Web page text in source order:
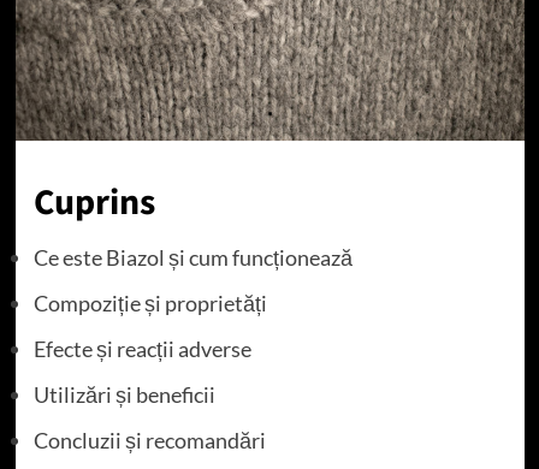
Cuprins
Ce este Biazol și cum funcționează
Compoziție și proprietăți
Efecte și reacții adverse
Utilizări și beneficii
Concluzii și recomandări